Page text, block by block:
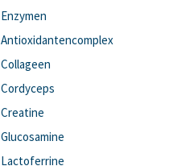
Enzymen
Antioxidantencomplex
Collageen
Cordyceps
Creatine
Glucosamine
Lactoferrine